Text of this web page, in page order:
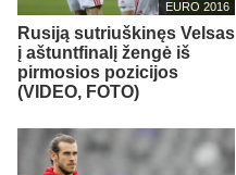
EURO 2016
Rusiją sutriuškinęs Velsas
į aštuntfinalį žengė iš
pirmosios pozicijos
(VIDEO, FOTO)